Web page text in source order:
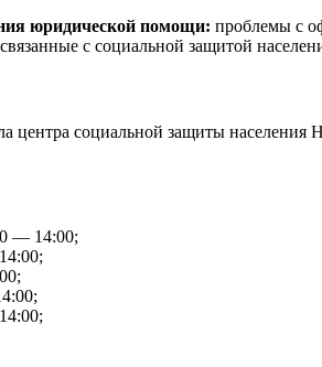
юридической помощи: проблемы с
с социальной защитой
центра социальной защиты населения
— 14:00;